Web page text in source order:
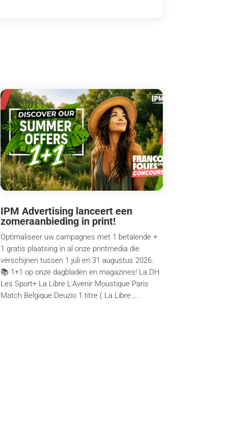
IPM Advertising lanceert een
zomeraanbieding in print!
Optimaliseer uw campagnes met 1 betalende +
1 gratis plaatsing in al onze printmedia die
verschijnen tussen 1 juli en 31 augustus 2026.
📚 1+1 op onze dagbladen en magazines! La DH
Les Sport+ La Libre L'Avenir Moustique Paris
Match Belgique Deuzio 1 titre ( La Libre ,...